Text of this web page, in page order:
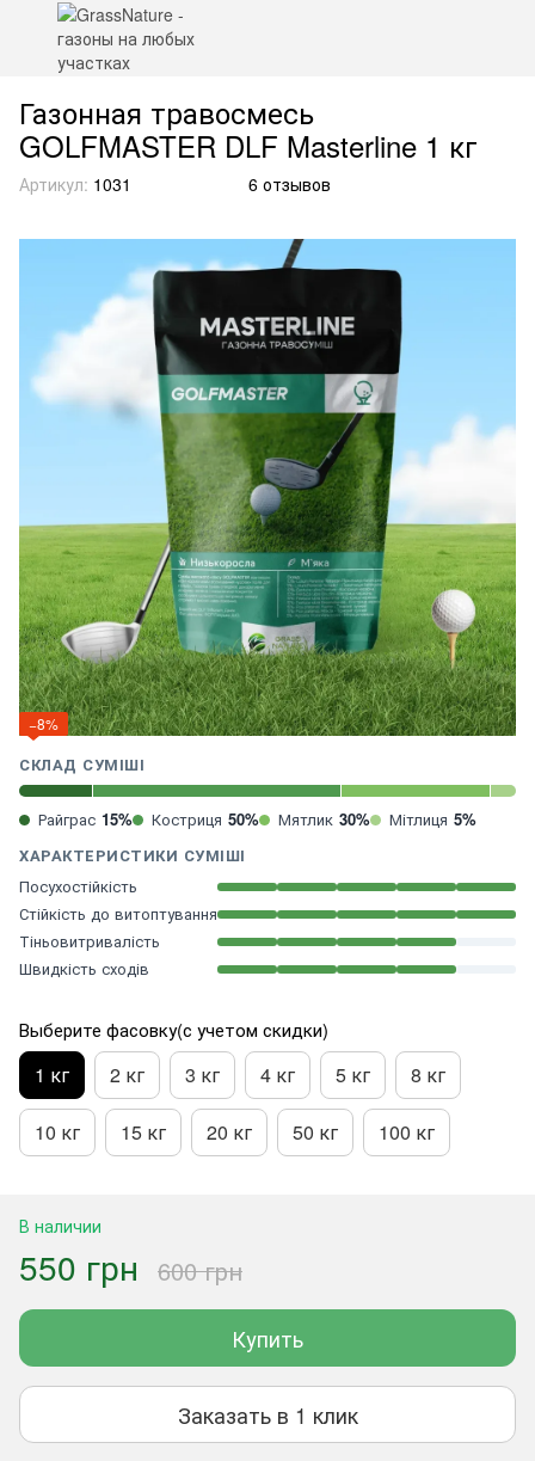
Газонная травосмесь
GOLFMASTER DLF Masterline 1 кг
Артикул: 1031 6 отзывов
−8%
СКЛАД СУМІШІ
Райграс 15% Костриця 50% Мятлик 30% Мітлиця 5%
ХАРАКТЕРИСТИКИ СУМІШІ
Посухостійкість
Стійкість до витоптування
Тіньовитривалість
Швидкість сходів
Выберите фасовку(с учетом скидки)
1 кг 2 кг 3 кг 4 кг 5 кг 8 кг
10 кг 15 кг 20 кг 50 кг 100 кг
В наличии
550 грн 600 грн
Купить
Заказать в 1 клик